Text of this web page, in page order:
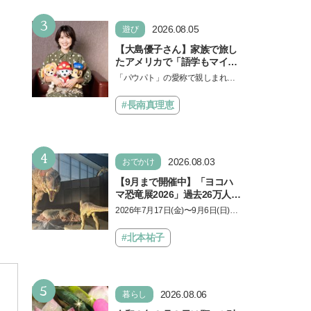
3 遊び
2026.08.05
【大島優子さん】家族で旅し
たアメリカで「語学もマイン
ドも！ 子どもの成長はすごか
『パウ・パトロール ザ・ダイ
ノ・ムービー』ではあきらめ
「パウパト」の愛称で親しまれる
の劇場版シリーズ第3弾、映画『パ
ウ・パトロール ザ…
#長南真理恵
4 おでかけ
2026.08.03
【9月まで開催中】「ヨコハ
マ恐竜展2026」過去26万人を
動員した恐竜展が9年ぶりに
しむポイントを完全ガイド
2026年7月17日(金)〜9月6日(日)、
「ヨコハマ恐竜展2026〜恐竜の食
卓大図鑑〜」が開催…
#北本祐子
5 暮らし
2026.08.06